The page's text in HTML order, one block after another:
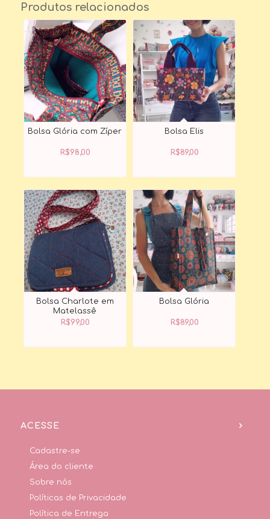
Produtos relacionados
Bolsa Glória com Zíper
R$98,00
Bolsa Elis
R$89,00
Bolsa Charlote em
Matelassê
R$99,00
Bolsa Glória
R$89,00
ACESSE
Cadastre-se
Área do cliente
Sobre nós
Políticas de Privacidade
Política de Entrega